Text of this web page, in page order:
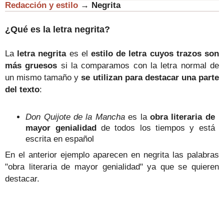
Redacción y estilo → Negrita
¿Qué es la letra negrita?
La letra negrita es elestilo de letra cuyos trazos son
más gruesos si la comparamos con la letra normal de
un mismo tamaño yse utilizan para destacar una parte
del texto:
Don Quijote de la Manchaes la obra literaria de
mayor genialidad
de todos los tiempos y está
escrita en español
En el anterior ejemplo aparecen en negrita las palabras
"obra literaria de mayor genialidad" ya quese quieren
destacar.